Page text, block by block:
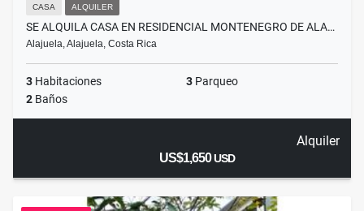
CASA ALQUILER
SE ALQUILA CASA EN RESIDENCIAL MONTENEGRO DE ALA…
Alajuela, Alajuela, Costa Rica
3 Habitaciones 3 Parqueo
2 Baños
Alquiler
US$1,650USD